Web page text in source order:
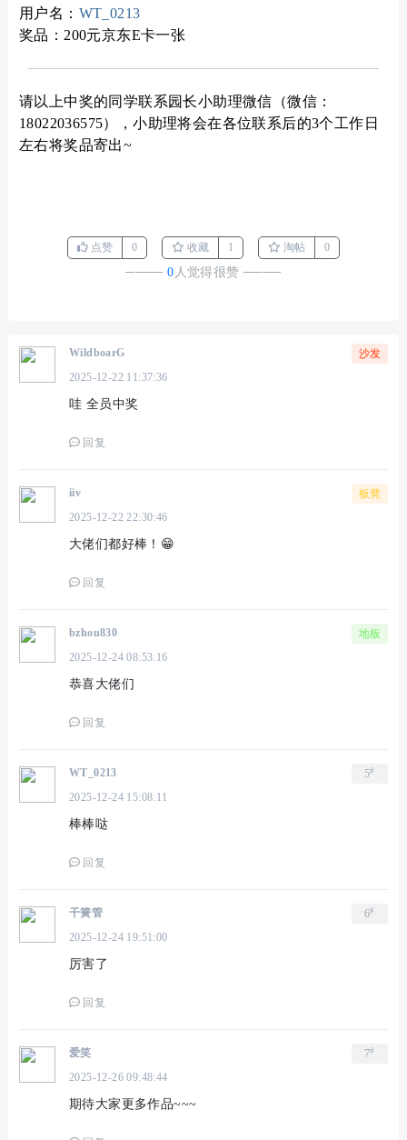
用户名： WT_0213
奖品：200元京东E卡一张
请以上中奖的同学联系园长小助理微信（微信：
18022036575），小助理将会在各位联系后的3个工作日
左右将奖品寄出~
点赞 0 收藏 1 淘帖 0
────0 人觉得很赞 ────
沙发
WildboarG
2025-12-22 11:37:36
哇 全员中奖
回复
板凳
iiv
2025-12-22 22:30:46
大佬们都好棒！😁
回复
地板
bzhou830
2025-12-24 08:53:16
恭喜大佬们
回复
5#
WT_0213
2025-12-24 15:08:11
棒棒哒
回复
6#
干簧管
2025-12-24 19:51:00
厉害了
回复
7#
爱笑
2025-12-26 09:48:44
期待大家更多作品~~~